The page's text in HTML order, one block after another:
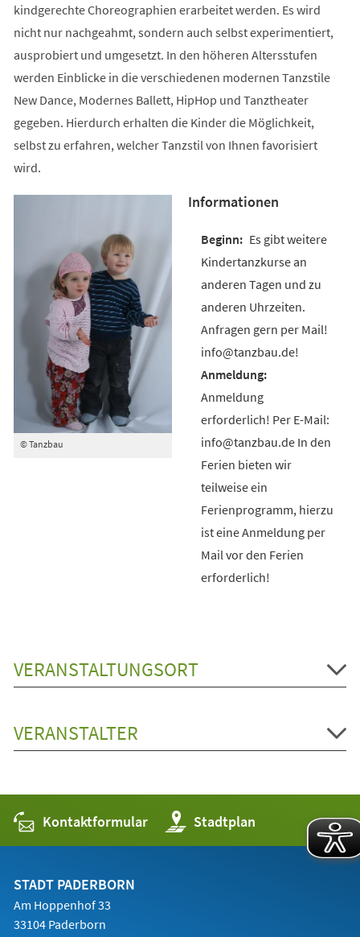
kindgerechte Choreographien erarbeitet werden. Es wird
nicht nur nachgeahmt, sondern auch selbst experimentiert,
ausprobiert und umgesetzt. In den höheren Altersstufen
werden Einblicke in die verschiedenen modernen Tanzstile
New Dance, Modernes Ballett, HipHop und Tanztheater
gegeben. Hierdurch erhalten die Kinder die Möglichkeit,
selbst zu erfahren, welcher Tanzstil von Ihnen favorisiert
wird.
© Tanzbau
Informationen
Es gibt weitere
Kindertanzkurse an
anderen Tagen und zu
anderen Uhrzeiten.
Anfragen gern per Mail!
info@tanzbau.de!
Anmeldung
erforderlich! Per E-Mail:
info@tanzbau.de In den
Ferien bieten wir
teilweise ein
Ferienprogramm, hierzu
ist eine Anmeldung per
Mail vor den Ferien
erforderlich!
VERANSTALTUNGSORT
VERANSTALTER
Kontaktformular Stadtplan
(Öffnet
in
einem
STADT PADERBORN
Am Hoppenhof 33
33104 Paderborn